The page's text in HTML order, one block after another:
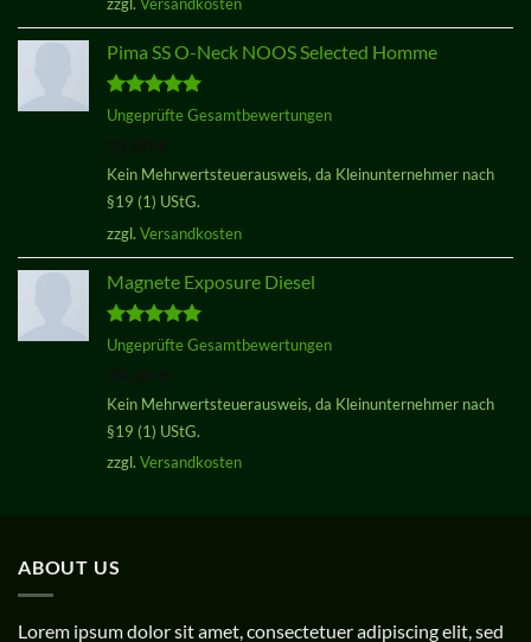
Pima SS O-Neck NOOS Selected Homme
Bewertet
Ungeprüfte Gesamtbewertungen
Kein Mehrwertsteuerausweis, da Kleinunternehmer nach
§19 (1) UStG.
zzgl. Versandkosten
Magnete Exposure Diesel
Bewertet
Ungeprüfte Gesamtbewertungen
Kein Mehrwertsteuerausweis, da Kleinunternehmer nach
§19 (1) UStG.
zzgl. Versandkosten
ABOUT US
Lorem ipsum dolor sit amet, consectetuer adipiscing elit, sed